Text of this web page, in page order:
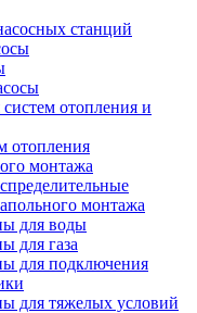
станций
отопления и
отопления
монтажа
монтажа
для воды
для газа
для подключения
для тяжелых условий